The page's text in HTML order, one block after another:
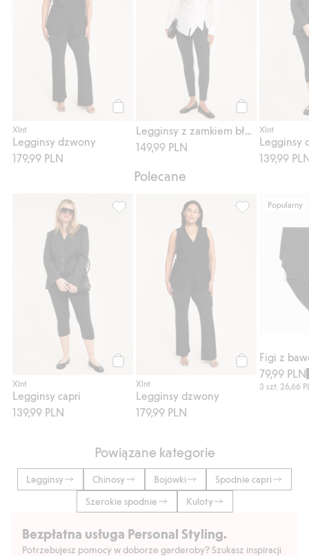
Xlnt
Legginsy dzwony
179,99 PLN
149,99 PLN
Xlnt
Legginsy
139,99
Polecane
Xlnt
Legginsy capri
139,99 PLN
Legginsy capri, Dodaj do listy ulubione
Xlnt
Legginsy dzwony
179,99 PLN
Popularny
Figi z
79,99 PLN
3 szt.26,66
Powiązane kategorie
Legginsy Chinosy Bojówki
Spodnie capri
Szerokie spodnie
Kuloty
Bezpłatna usługa Personal Styling.
Potrzebujesz pomocy w doborze garderoby? Szukasz inspiracji